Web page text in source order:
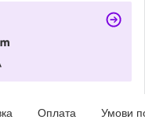
Оплата Умови